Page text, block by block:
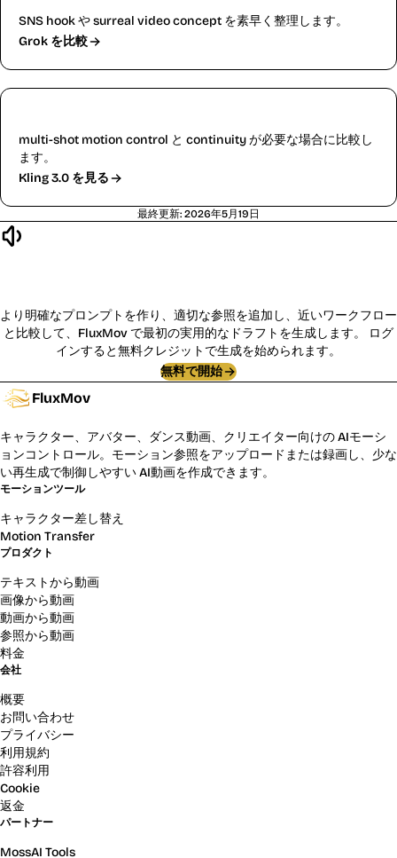
SNS hook や surreal video concept を素早く整理します。
Grok を比較
multi-shot motion control と continuity が必要な場合に比較し
ます。
Kling 3.0 を見る
最終更新: 2026年5月19日
より明確なプロンプトを作り、適切な参照を追加し、近いワークフロー
と比較して、FluxMov で最初の実用的なドラフトを生成します。
ログ
インすると無料クレジットで生成を始められます。
無料で開始
FluxMov
キャラクター、アバター、ダンス動画、クリエイター向けの AIモーシ
ョンコントロール。モーション参照をアップロードまたは録画し、少な
い再生成で制御しやすい AI動画を作成できます。
モーションツール
キャラクター差し替え
Motion Transfer
プロダクト
テキストから動画
画像から動画
動画から動画
参照から動画
料金
会社
概要
お問い合わせ
プライバシー
利用規約
許容利用
Cookie
返金
パートナー
MossAI Tools